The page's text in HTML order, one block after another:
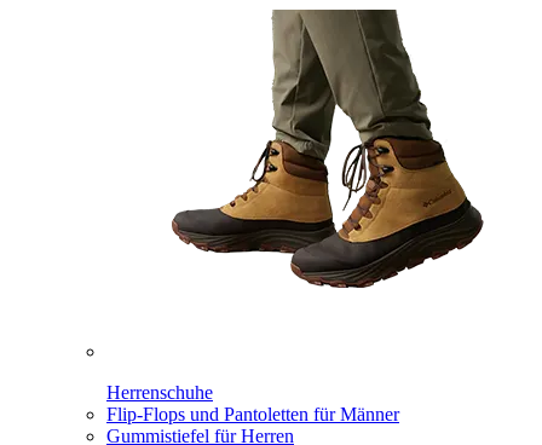
Herrenschuhe
Flip-Flops und Pantoletten für Männer
Gummistiefel für Herren